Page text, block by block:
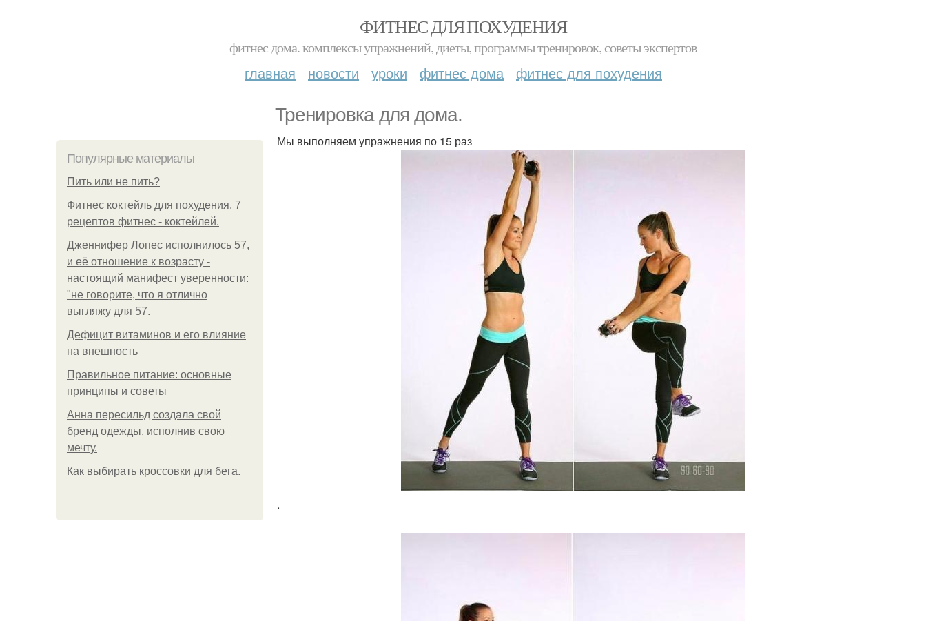
ФИТНЕС ДЛЯ ПОХУДЕНИЯ
фитнес дома. комплексы упражнений, диеты, программы тренировок, советы экспертов
главная новости уроки фитнес дома фитнес для похудения
Тренировка для дома.
Популярные материалы
Пить или не пить?
Фитнес коктейль для похудения. 7
рецептов фитнес - коктейлей.
Дженнифер Лопес исполнилось 57,
и её отношение к возрасту -
настоящий манифест уверенности:
"не говорите, что я отлично
выгляжу для 57.
Дефицит витаминов и его влияние
на внешность
Правильное питание: основные
принципы и советы
Анна пересильд создала свой
бренд одежды, исполнив свою
мечту.
Как выбирать кроссовки для бега.
Мы выполняем упражнения по 15 раз
.